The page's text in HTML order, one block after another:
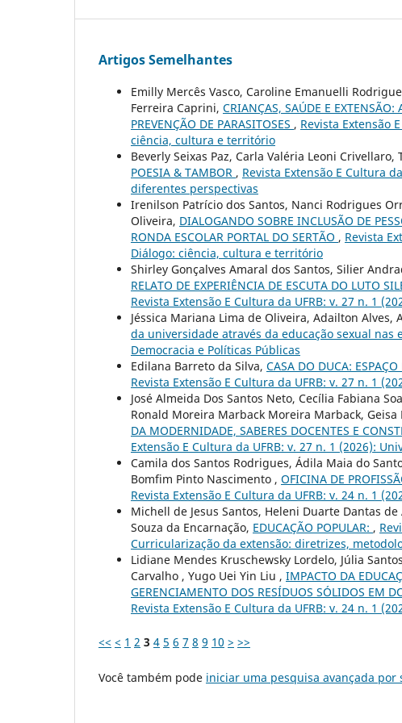
Artigos Semelhantes
Emilly Mercês Vasco, Caroline Emanuelli
Ferreira Caprini, CRIANÇAS, SAÚDE E
PREVENÇÃO DE PARASITOSES , Revista Extensão
ciência, cultura e território
Beverly Seixas Paz, Carla Valéria Leoni
POESIA & TAMBOR , Revista Extensão E Cultura
diferentes perspectivas
Irenilson Patrício dos Santos, Nanci Rodrigues
Oliveira, DIALOGANDO SOBRE INCLUSÃO DE
RONDA ESCOLAR PORTAL DO SERTÃO , Revista
Diálogo: ciência, cultura e território
Shirley Gonçalves Amaral dos Santos, Silier
RELATO DE EXPERIÊNCIA DE ESCUTA DO LUTO
Revista Extensão E Cultura da UFRB: v. 27 n. 1
Jéssica Mariana Lima de Oliveira, Adailton Alves,
da universidade através da educação sexual nas
Democracia e Políticas Públicas
Edilana Barreto da Silva, CASA DO DUCA:
Revista Extensão E Cultura da UFRB: v. 27 n. 1
José Almeida Dos Santos Neto, Cecília Fabiana
Ronald Moreira Marback Moreira Marback,
DA MODERNIDADE, SABERES DOCENTES E
Extensão E Cultura da UFRB: v. 27 n. 1 (2026):
Camila dos Santos Rodrigues, Ádila Maia do
Bomfim Pinto Nascimento , OFICINA DE
Revista Extensão E Cultura da UFRB: v. 24 n. 1
Michell de Jesus Santos, Heleni Duarte Dantas
Souza da Encarnação, EDUCAÇÃO POPULAR: ,
Curricularização da extensão: diretrizes,
Lidiane Mendes Kruschewsky Lordelo, Júlia
Carvalho , Yugo Uei Yin Liu , IMPACTO DA
GERENCIAMENTO DOS RESÍDUOS SÓLIDOS EM
Revista Extensão E Cultura da UFRB: v. 24 n. 1
<< < 1 2 3 4 5 6 7 8 9 10 > >>
Você também pode iniciar uma pesquisa avançada por